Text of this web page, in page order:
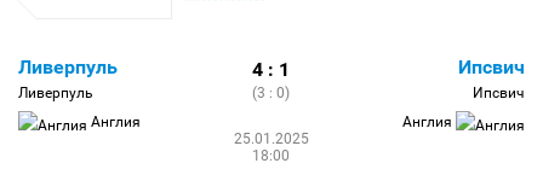
Ливерпуль
Ливерпуль
Англия
4 : 1
(3 : 0)
25.01.2025
18:00
Ипсвич
Ипсвич
Англия